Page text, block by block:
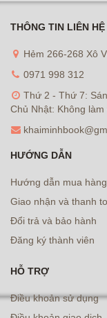
THÔNG TIN LIÊN HỆ
Hẻm 266-268 Xô
0971 998 312
Thứ 2 - Thứ 7:
Chủ Nhật: Không làm
HƯỚNG DẪN
Hướng dẫn mua hàng
Giao nhận và thanh
Đổi trả và bảo hành
Đăng ký thành viên
HỖ TRỢ
Điều khoản sử dụng